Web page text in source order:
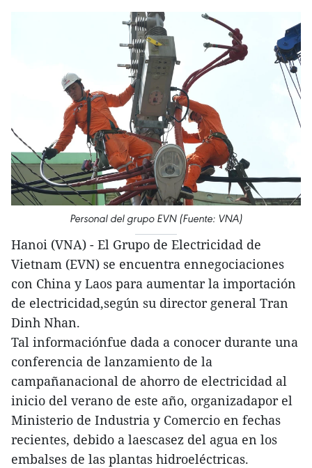
Personal del grupo EVN (Fuente: VNA)
Hanoi (VNA) - El Grupo de Electricidad de
Vietnam (EVN) se encuentra ennegociaciones
con China y Laos para aumentar la importación
de electricidad,según su director general Tran
Dinh Nhan.
Tal informaciónfue dada a conocer durante una
conferencia de lanzamiento de la
campañanacional de ahorro de electricidad al
inicio del verano de este año, organizadapor el
Ministerio de Industria y Comercio en fechas
recientes, debido a laescasez del agua en los
embalses de las plantas hidroeléctricas.